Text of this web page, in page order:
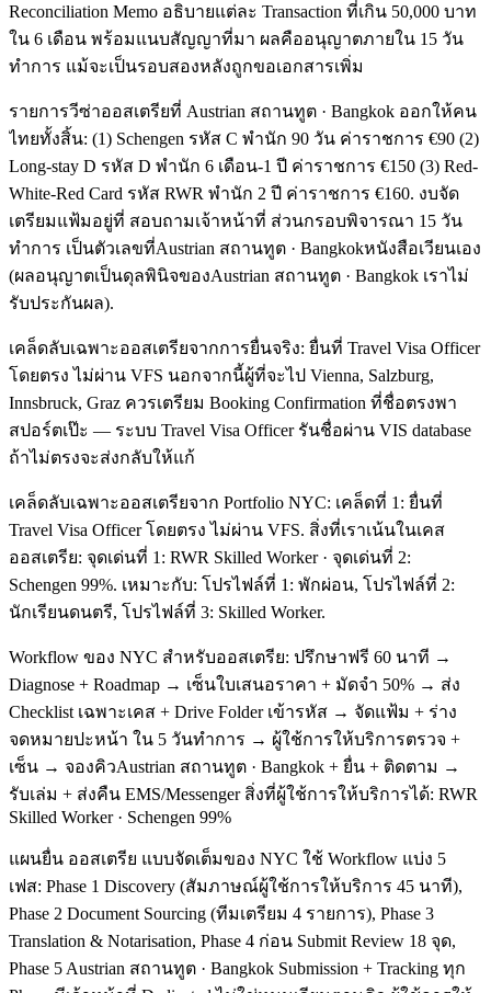
Reconciliation Memo อธิบายแต่ละ Transaction ที่เกิน 50,000 บาท
ใน 6 เดือน พร้อมแนบสัญญาที่มา ผลคืออนุญาตภายใน 15 วัน
ทำการ แม้จะเป็นรอบสองหลังถูกขอเอกสารเพิ่ม
รายการวีซ่าออสเตรียที่ Austrian สถานทูต · Bangkok ออกให้คน
ไทยทั้งสิ้น: (1) Schengen รหัส C พำนัก 90 วัน ค่าราชการ €90 (2)
Long-stay D รหัส D พำนัก 6 เดือน-1 ปี ค่าราชการ €150 (3) Red-
White-Red Card รหัส RWR พำนัก 2 ปี ค่าราชการ €160. งบจัด
เตรียมแฟ้มอยู่ที่ สอบถามเจ้าหน้าที่ ส่วนกรอบพิจารณา 15 วัน
ทำการ เป็นตัวเลขที่Austrian สถานทูต · Bangkokหนังสือเวียนเอง
(ผลอนุญาตเป็นดุลพินิจของAustrian สถานทูต · Bangkok เราไม่
รับประกันผล).
เคล็ดลับเฉพาะออสเตรียจากการยื่นจริง: ยื่นที่ Travel Visa Officer
โดยตรง ไม่ผ่าน VFS นอกจากนี้ผู้ที่จะไป Vienna, Salzburg,
Innsbruck, Graz ควรเตรียม Booking Confirmation ที่ชื่อตรงพา
สปอร์ตเป๊ะ — ระบบ Travel Visa Officer รันชื่อผ่าน VIS database
ถ้าไม่ตรงจะส่งกลับให้แก้
เคล็ดลับเฉพาะออสเตรียจาก Portfolio NYC: เคล็ดที่ 1: ยื่นที่
Travel Visa Officer โดยตรง ไม่ผ่าน VFS. สิ่งที่เราเน้นในเคส
ออสเตรีย: จุดเด่นที่ 1: RWR Skilled Worker · จุดเด่นที่ 2:
Schengen 99%. เหมาะกับ: โปรไฟล์ที่ 1: พักผ่อน, โปรไฟล์ที่ 2:
นักเรียนดนตรี, โปรไฟล์ที่ 3: Skilled Worker.
Workflow ของ NYC สำหรับออสเตรีย: ปรึกษาฟรี 60 นาที →
Diagnose + Roadmap → เซ็นใบเสนอราคา + มัดจำ 50% → ส่ง
Checklist เฉพาะเคส + Drive Folder เข้ารหัส → จัดแฟ้ม + ร่าง
จดหมายปะหน้า ใน 5 วันทำการ → ผู้ใช้การให้บริการตรวจ +
เซ็น → จองคิวAustrian สถานทูต · Bangkok + ยื่น + ติดตาม →
รับเล่ม + ส่งคืน EMS/Messenger สิ่งที่ผู้ใช้การให้บริการได้: RWR
Skilled Worker · Schengen 99%
แผนยื่น ออสเตรีย แบบจัดเต็มของ NYC ใช้ Workflow แบ่ง 5
เฟส: Phase 1 Discovery (สัมภาษณ์ผู้ใช้การให้บริการ 45 นาที),
Phase 2 Document Sourcing (ทีมเตรียม 4 รายการ), Phase 3
Translation & Notarisation, Phase 4 ก่อน Submit Review 18 จุด,
Phase 5 Austrian สถานทูต · Bangkok Submission + Tracking ทุก